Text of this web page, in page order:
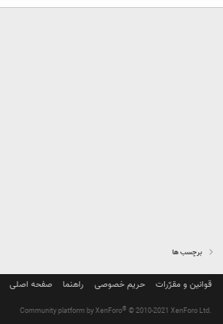
برچسب ها
قوانین و مقرّرات حریم خصوصی راهنما صفحه اصلی
Community platform by XenForo® © 2010-2021 XenForo Ltd.